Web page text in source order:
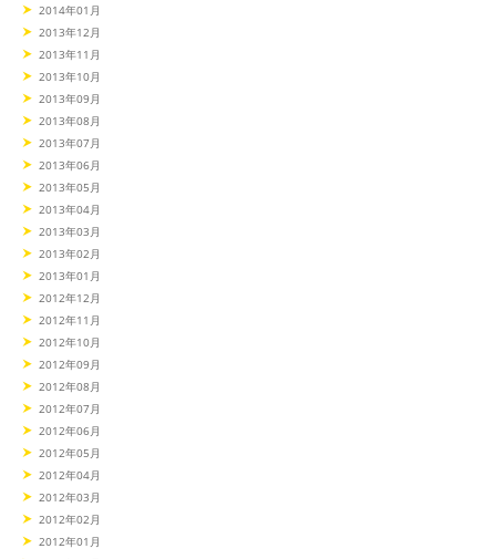
2014年01月
2013年12月
2013年11月
2013年10月
2013年09月
2013年08月
2013年07月
2013年06月
2013年05月
2013年04月
2013年03月
2013年02月
2013年01月
2012年12月
2012年11月
2012年10月
2012年09月
2012年08月
2012年07月
2012年06月
2012年05月
2012年04月
2012年03月
2012年02月
2012年01月